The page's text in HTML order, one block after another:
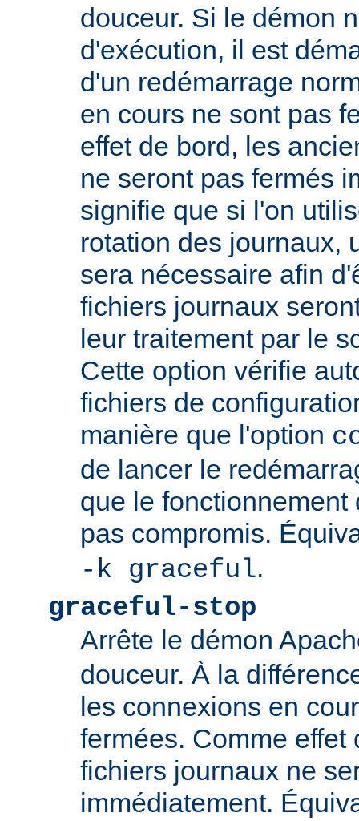
douceur. Si le démon
d'exécution, il est
d'un redémarrage
en cours ne sont pas
effet de bord, les
ne seront pas fermés
signifie que si l'on
rotation des journaux,
sera nécessaire afin
fichiers journaux
leur traitement par le
Cette option vérifie
fichiers de
manière que l'option
de lancer le
que le fonctionnement
pas compromis.
-k graceful.
graceful-stop
Arrête le démon
douceur. À la
les connexions en
fermées. Comme
fichiers journaux ne
immédiatement.